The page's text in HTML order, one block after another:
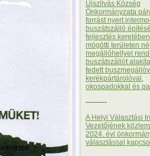
Újszilvás Község
Önkormányzata
forrást nyert
buszátszálló
fejlesztés
mögötti területen
megállóhellyel
buszátszállót
fedett
kerékpártárolóval,
okospadokkal és
---------
A Helyi Választási
Vezetőjének
2024. évi
választással